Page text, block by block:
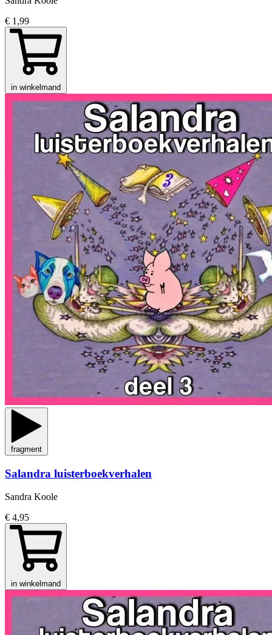
€ 1,99
in winkelmand
fragment
Salandra luisterboekverhalen
Sandra Koole
€ 4,95
in winkelmand